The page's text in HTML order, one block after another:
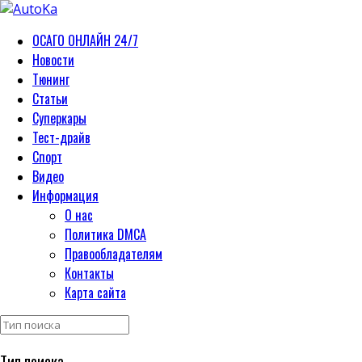
ОСАГО ОНЛАЙН 24/7
Новости
Тюнинг
Статьи
Суперкары
Тест-драйв
Спорт
Видео
Информация
О нас
Политика DMCA
Правообладателям
Контакты
Карта сайта